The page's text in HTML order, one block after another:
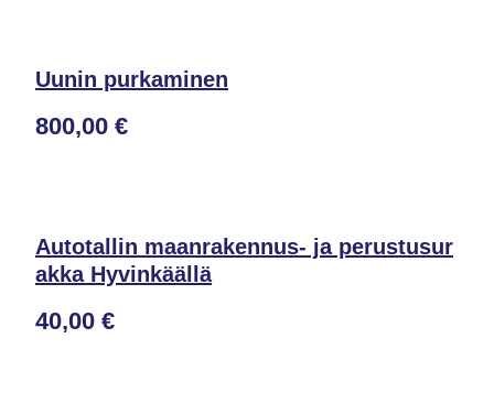
Uunin purkaminen
800,00 €
Autotallin maanrakennus- ja perustusur
akka Hyvinkäällä
40,00 €